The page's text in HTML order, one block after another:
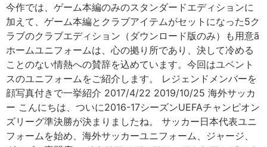
今作では、ゲーム本編のみのスタンダードエディションに
加えて、ゲーム本編とクラブアイテムがセットになった5ク
ラブのクラブエディション（ダウンロード版のみ）も用意ã
ホームユニフォームは、心の拠り所であり、決して冷める
ことのない情熱への賛辞を込めています。今回はユベント
スのユニフォームをご紹介します。 レジェンドメンバーを
顔写真付きで一挙紹介 2017/4/22 2019/10/25 海外サッカ
ー こんにちは、ついに2016-17シーズンUEFAチャンピオン
ズリーグ準決勝が決まりましたね。 サッカー日本代表ユニ
フォームを始め、海外サッカーユニフォーム、ジャージ、